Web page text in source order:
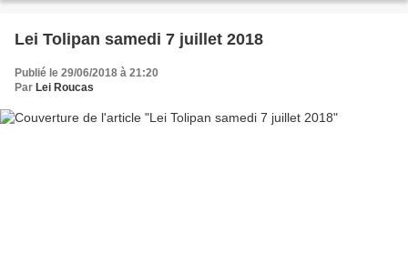
Lei Tolipan samedi 7 juillet 2018
Publié le 29/06/2018 à 21:20
Par Lei Roucas